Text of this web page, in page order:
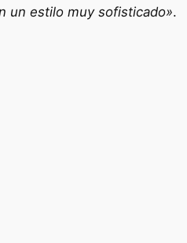
un estilo muy sofisticado».